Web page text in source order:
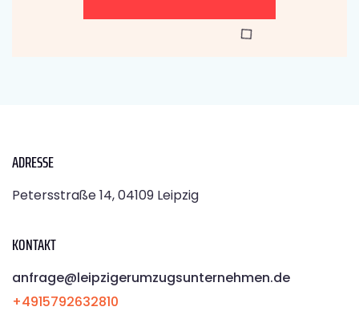
ADRESSE
Petersstraße 14, 04109 Leipzig
KONTAKT
anfrage@leipzigerumzugsunternehmen.de
+4915792632810